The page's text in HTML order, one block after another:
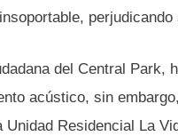
del Central Park,
acústico, sin
Unidad Residencial La